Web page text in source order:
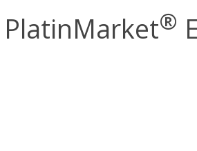
PlatinMarket®